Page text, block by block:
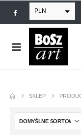
PLN
EUR
USD
SKLEP